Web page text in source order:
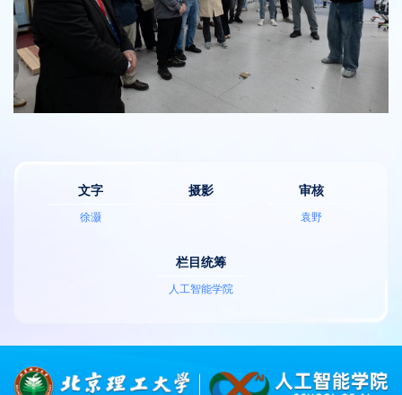
文字
徐灏
摄影 审核
袁野
栏目统筹
人工智能学院